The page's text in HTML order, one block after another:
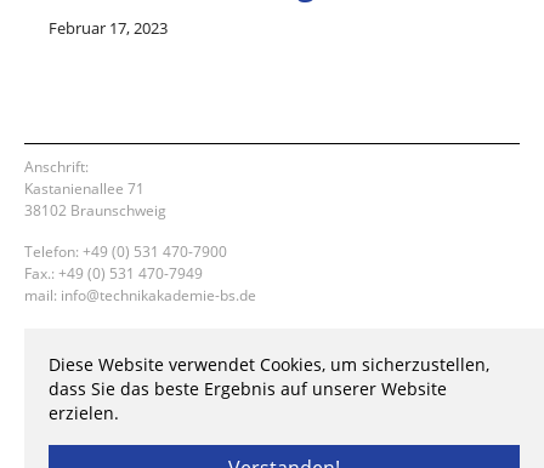
Diese Website verwendet Cookies, um sicherzustellen,
dass Sie das beste Ergebnis auf unserer Website
erzielen.
Februar 17, 2023
Anschrift:
Kastanienallee 71
38102 Braunschweig
Telefon: +49 (0) 531 470-7900
Fax.: +49 (0) 531 470-7949
mail: info@technikakademie-bs.de
Datenschutz
© 2022 by Technikakademie der Stadt Braunschweig